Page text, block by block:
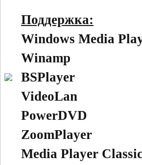
Поддержка:
Windows Media
Winamp
BSPlayer
VideoLan
PowerDVD
ZoomPlayer
Media Player